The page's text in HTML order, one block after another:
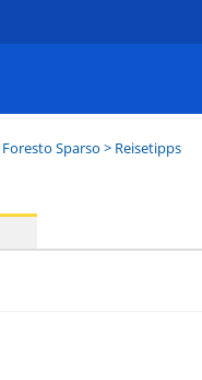
Foresto Sparso > Reisetipps